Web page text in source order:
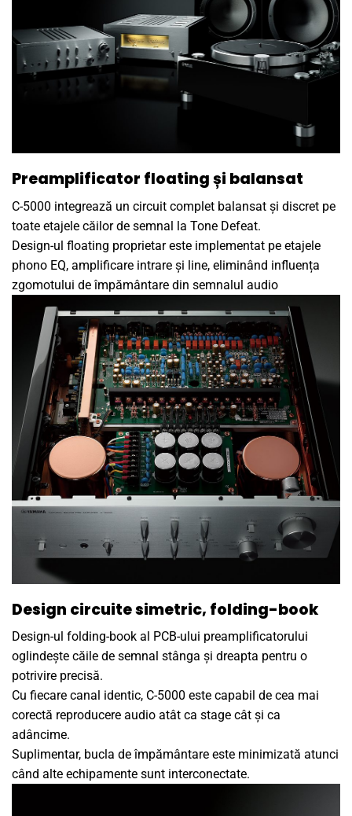
Preamplificator floating și balansat
C-5000 integrează un circuit complet balansat și discret pe
toate etajele căilor de semnal la Tone Defeat.
Design-ul floating proprietar este implementat pe etajele
phono EQ, amplificare intrare și line, eliminând influența
zgomotului de împământare din semnalul audio
Design circuite simetric, folding-book
Design-ul folding-book al PCB-ului preamplificatorului
oglindește căile de semnal stânga și dreapta pentru o
potrivire precisă.
Cu fiecare canal identic, C-5000 este capabil de cea mai
corectă reproducere audio atât ca stage cât și ca
adâncime.
Suplimentar, bucla de împământare este minimizată atunci
când alte echipamente sunt interconectate.